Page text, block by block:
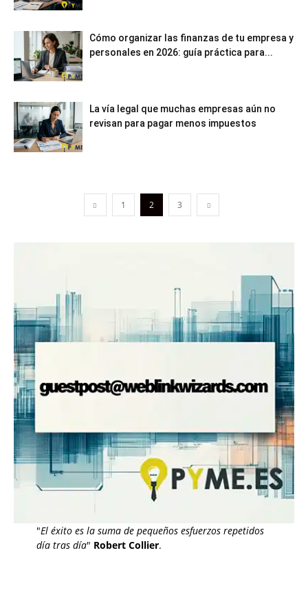
Cómo organizar las finanzas de tu empresa y
personales en 2026: guía práctica para...
La vía legal que muchas empresas aún no
revisan para pagar menos impuestos
1 2 3
"El éxito es la suma de pequeños esfuerzos repetidos
día tras día" Robert Collier.